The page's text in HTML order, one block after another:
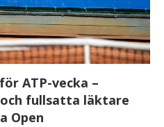
ATP-vecka –
fullsatta läktare
Open